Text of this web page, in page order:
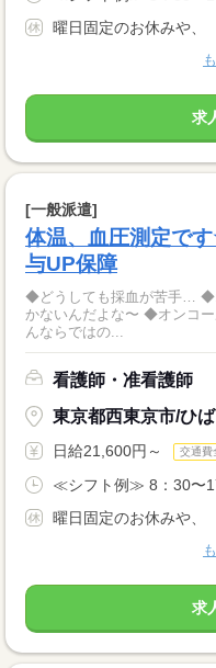
曜日固定のお休みや、
求
[一般派遣]
体温、血圧測定で
与UP保障
◆どうしても採血が苦手… ◆オペ、急患受け入れある職場は 落ち着
かないんだよな〜 ◆オンコール当番ってそわそわ… そんな看護師さ
んならではの...
看護師・准看護師
東京都西東京市/ひ
日給21,600円～ 交通費
≪シフト例≫ 8：30〜
曜日固定のお休みや、
求